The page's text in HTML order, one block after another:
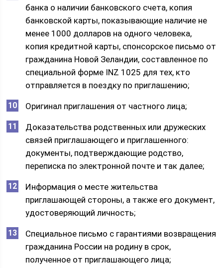
банка о наличии банковского счета, копия
банковской карты, показывающие наличие не
менее 1000 долларов на одного человека,
копия кредитной карты, спонсорское письмо от
гражданина Новой Зеландии, составленное по
специальной форме INZ 1025 для тех, кто
отправляется в поездку по приглашению;
Оригинал приглашения от частного лица;
Доказательства родственных или дружеских
связей приглашающего и приглашенного:
документы, подтверждающие родство,
переписка по электронной почте и так далее;
Информация о месте жительства
приглашающей стороны, а также его документ,
удостоверяющий личность;
Специальное письмо с гарантиями возвращения
гражданина России на родину в срок,
полученное от приглашающего лица;